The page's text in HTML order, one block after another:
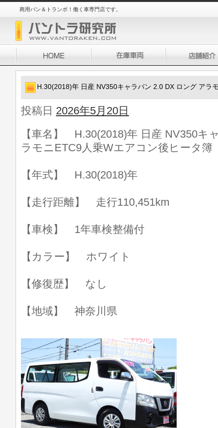
商用バン＆トランポ！働く車専門店です。
H.30(2018)年 日産 NV350キャラバン 2.0 DX ロング アラ
投稿日 2026年5月20日
【車名】 H.30(2018)年 日産 NV350キ
ラモニETC9人乗Wエアコン後ヒータ簿
【年式】 H.30(2018)年
【走行距離】 走行110,451km
【車検】 1年車検整備付
【カラー】 ホワイト
【修復歴】 なし
【地域】 神奈川県